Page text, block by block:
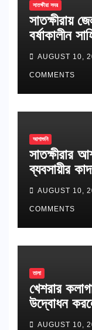
সাতক্ষীরা সদর
সাতক্ষীরায়
বর্ষাকালীন
AUGUST 10,
COMMENTS
আশাশুনি
সাতক্ষীরার
AUGUST 10,
COMMENTS
তালা
খেশরার
উদ্বোধন
AUGUST 10,